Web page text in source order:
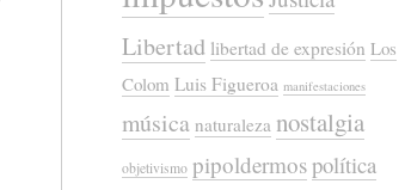
Libertad libertad de expresión Los
Colom Luis Figueroa manifestaciones
música naturaleza nostalgia
objetivismo pipoldermospolítica